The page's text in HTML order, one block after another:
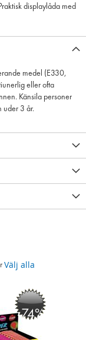
displaylåda med
medel (E330,
eller ofta
Känsila personer
uder 3 år.
Välj alla
-74%